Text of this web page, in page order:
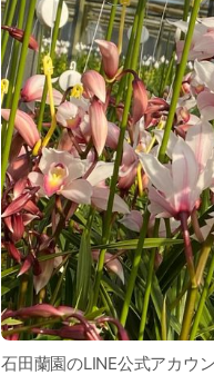
石田蘭園のLINE公式アカウ